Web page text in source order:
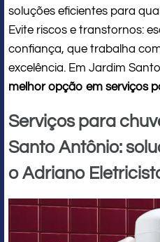
soluções eficientes para
Evite riscos e transtornos:
confiança, que trabalha
excelência. Em Jardim
melhor opção em serviços
Serviços para
Santo Antônio:
o Adriano